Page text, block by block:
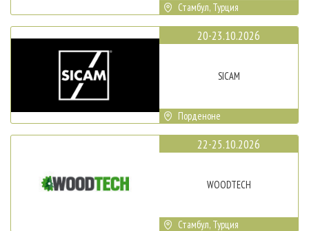
Стамбул, Турция
20-23.10.2026
SICAM
Порденоне
22-25.10.2026
WOODTECH
Стамбул, Турция